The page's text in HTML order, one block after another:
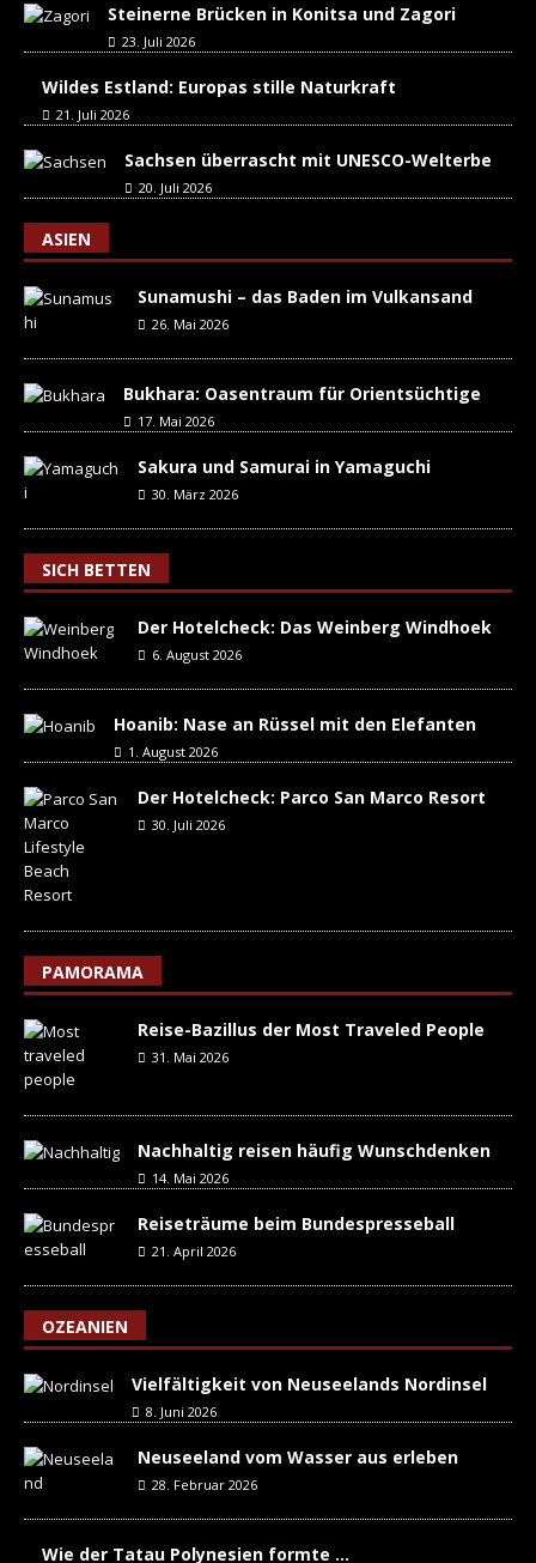
Steinerne Brücken in Konitsa und Zagori
23. Juli 2026
Wildes Estland: Europas stille Naturkraft
21. Juli 2026
Sachsen überrascht mit UNESCO-Welterbe
20. Juli 2026
ASIEN
Sunamushi – das Baden im Vulkansand
26. Mai 2026
Bukhara: Oasentraum für Orientsüchtige
17. Mai 2026
Sakura und Samurai in Yamaguchi
30. März 2026
SICH BETTEN
Der Hotelcheck: Das Weinberg Windhoek
6. August 2026
Hoanib: Nase an Rüssel mit den Elefanten
1. August 2026
Der Hotelcheck: Parco San Marco Resort
30. Juli 2026
PAMORAMA
Reise-Bazillus der Most Traveled People
31. Mai 2026
Nachhaltig reisen häufig Wunschdenken
14. Mai 2026
Reiseträume beim Bundespresseball
21. April 2026
OZEANIEN
Vielfältigkeit von Neuseelands Nordinsel
8. Juni 2026
Neuseeland vom Wasser aus erleben
28. Februar 2026
Wie der Tatau Polynesien formte …